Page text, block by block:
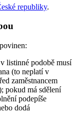
republiky.
listinné podobě musí
(to neplatí v
zaměstnancem
pokud má sdělení
podepíše
dodá